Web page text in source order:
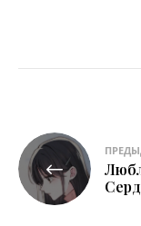
Навигация
по
записям